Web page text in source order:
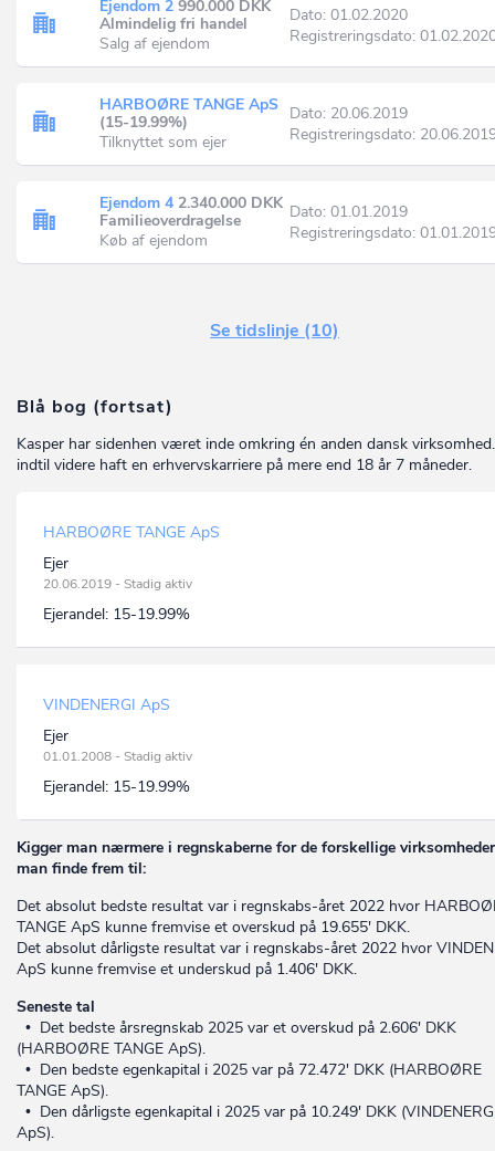
Ejendom 2 990.000 DKK
Almindelig fri handel
Salg af ejendom
Dato: 01.02.2020
Registreringsdato:
HARBOØRE TANGE ApS
(15-19.99%)
Tilknyttet som ejer
Dato: 20.06.2019
Registreringsdato:
Ejendom 4 2.340.000 DKK
Familieoverdragelse
Køb af ejendom
Dato: 01.01.2019
Registreringsdato:
Se tidslinje (10)
Blå bog (fortsat)
Kasper har sidenhen været inde omkring én anden dansk
indtil videre haft en erhvervskarriere på mere end 18 år 7 måneder.
HARBOØRE TANGE ApS
Ejer
20.06.2019 - Stadig aktiv
Ejerandel: 15-19.99%
VINDENERGI ApS
Ejer
01.01.2008 - Stadig aktiv
Ejerandel: 15-19.99%
Kigger man nærmere i regnskaberne for de forskellige
man finde frem til:
Det absolut bedste resultat var i regnskabs-året 2022 hvor
TANGE ApS kunne fremvise et overskud på 19.655' DKK.
Det absolut dårligste resultat var i regnskabs-året 2022 hvor
ApS kunne fremvise et underskud på 1.406' DKK.
Seneste tal
• Det bedste årsregnskab 2025 var et overskud på 2.606' DKK
(HARBOØRE TANGE ApS).
• Den bedste egenkapital i 2025 var på 72.472' DKK (HARBOØRE
TANGE ApS).
• Den dårligste egenkapital i 2025 var på 10.249' DKK
ApS).